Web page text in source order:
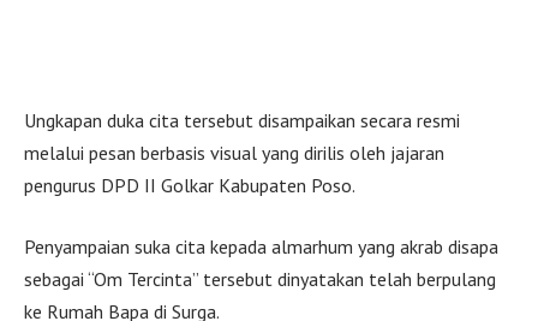
Ungkapan duka cita tersebut disampaikan secara resmi
melalui pesan berbasis visual yang dirilis oleh jajaran
pengurus DPD II Golkar Kabupaten Poso.
Penyampaian suka cita kepada almarhum yang akrab disapa
sebagai “Om Tercinta” tersebut dinyatakan telah berpulang
ke Rumah Bapa di Surga.